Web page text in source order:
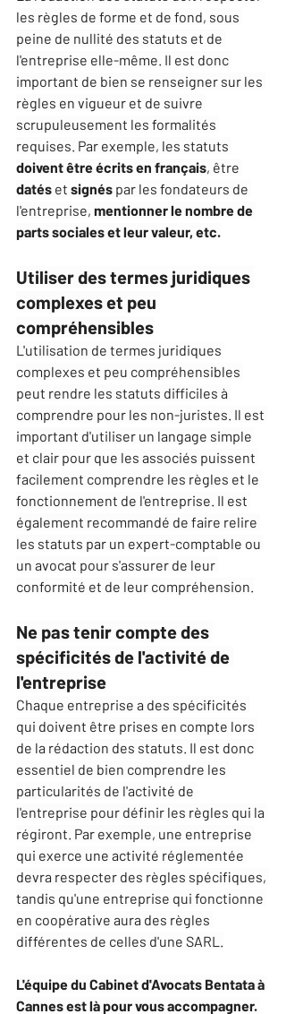
les règles de forme et de fond, sous
peine de nullité des statuts et de
l'entreprise elle-même. Il est donc
important de bien se renseigner sur les
règles en vigueur et de suivre
scrupuleusement les formalités
requises. Par exemple, les statuts
doivent être écrits en français, être
datés et signés par les fondateurs de
l'entreprise, mentionner le nombre de
parts sociales et leur valeur, etc.
Utiliser des termes juridiques
complexes et peu
compréhensibles
L'utilisation de termes juridiques
complexes et peu compréhensibles
peut rendre les statuts difficiles à
comprendre pour les non-juristes. Il est
important d'utiliser un langage simple
et clair pour que les associés puissent
facilement comprendre les règles et le
fonctionnement de l'entreprise. Il est
également recommandé de faire relire
les statuts par un expert-comptable ou
un avocat pour s'assurer de leur
conformité et de leur compréhension.
Ne pas tenir compte des
spécificités de l'activité de
l'entreprise
Chaque entreprise a des spécificités
qui doivent être prises en compte lors
de la rédaction des statuts. Il est donc
essentiel de bien comprendre les
particularités de l'activité de
l'entreprise pour définir les règles qui la
régiront. Par exemple, une entreprise
qui exerce une activité réglementée
devra respecter des règles spécifiques,
tandis qu'une entreprise qui fonctionne
en coopérative aura des règles
différentes de celles d'une SARL.
L'équipe du Cabinet d'Avocats Bentata à
Cannes est là pour vous accompagner.